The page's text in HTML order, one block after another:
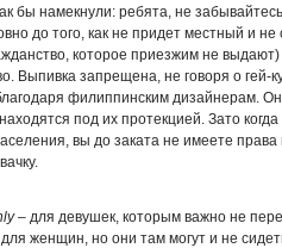
бы намекнули: ребята, не
до того, как не придет местный и не
которое приезжим не выдают)
Выпивка запрещена, не говоря о гей-
филиппинским дизайнерам.
под их протекцией. Зато
вы до заката не имеете
– для девушек, которым важно не
женщин, но они там могут и не